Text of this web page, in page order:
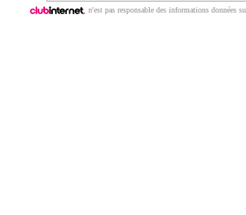
n'est pas responsable des informations données